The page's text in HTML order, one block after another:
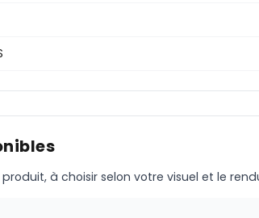
à choisir selon votre visuel et le